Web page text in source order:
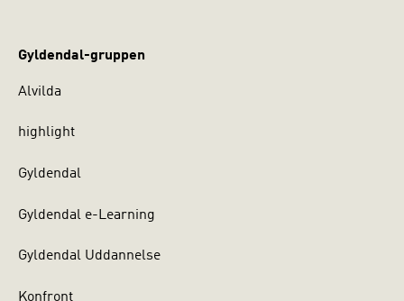
Gyldendal-gruppen
Alvilda
highlight
Gyldendal
Gyldendal e-Learning
Gyldendal Uddannelse
Konfront